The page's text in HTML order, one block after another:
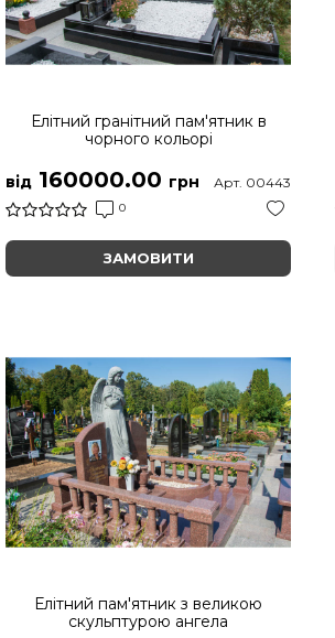
Елітний гранітний пам'ятник в
чорного кольорі
від 160000.00 грн
0
Арт. 00443
ЗАМОВИТИ
Елітний пам'ятник з великою
скульптурою ангела